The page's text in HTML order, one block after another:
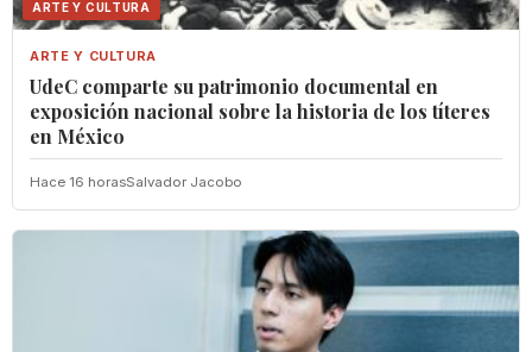
ARTE Y CULTURA
ARTE Y CULTURA
UdeC comparte su patrimonio documental en
exposición nacional sobre la historia de los títeres
en México
Hace 16 horasSalvador Jacobo